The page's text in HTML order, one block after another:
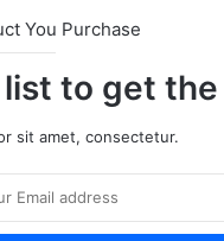
You Purchase
to get
sit amet, consectetur.